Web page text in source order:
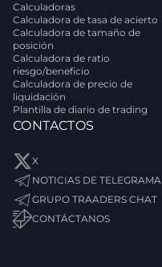
Calculadoras
Calculadora de tasa de acierto
Calculadora de tamaño de
posición
Calculadora de ratio
riesgo/beneficio
Calculadora de precio de
liquidación
Plantilla de diario de trading
CONTACTOS
X
NOTICIAS DE TELEGRAMA
GRUPO TRAADERS CHAT
CONTÁCTANOS